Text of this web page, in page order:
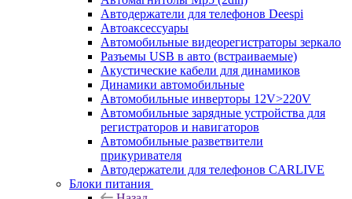
Автодержатели для телефонов Deespi
Автоаксессуары
Автомобильные видеорегистраторы зеркало
Разъемы USB в авто (встраиваемые)
Акустические кабели для динамиков
Динамики автомобильные
Автомобильные инверторы 12V>220V
Автомобильные зарядные устройства для
регистраторов и навигаторов
Автомобильные разветвители
прикуривателя
Автодержатели для телефонов CARLIVE
Блоки питания